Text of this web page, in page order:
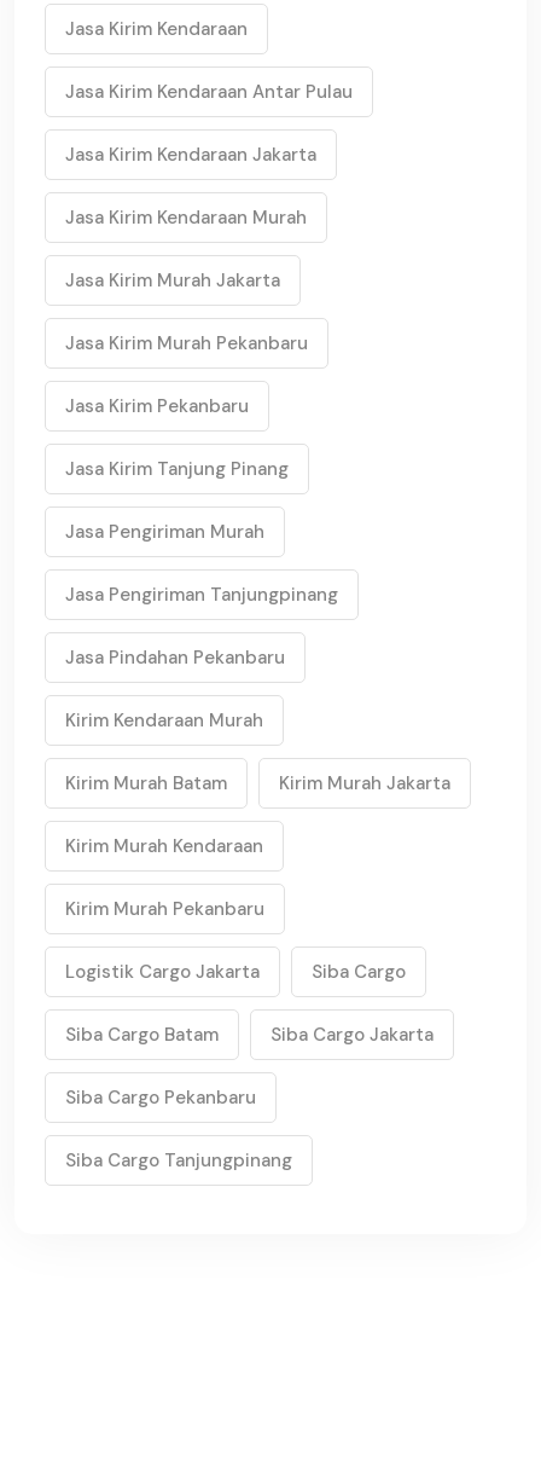
Jasa Kirim Kendaraan
Jasa Kirim Kendaraan Antar Pulau
Jasa Kirim Kendaraan Jakarta
Jasa Kirim Kendaraan Murah
Jasa Kirim Murah Jakarta
Jasa Kirim Murah Pekanbaru
Jasa Kirim Pekanbaru
Jasa Kirim Tanjung Pinang
Jasa Pengiriman Murah
Jasa Pengiriman Tanjungpinang
Jasa Pindahan Pekanbaru
Kirim Kendaraan Murah
Kirim Murah Batam Kirim Murah Jakarta
Kirim Murah Kendaraan
Kirim Murah Pekanbaru
Logistik Cargo Jakarta Siba Cargo
Siba Cargo Batam Siba Cargo Jakarta
Siba Cargo Pekanbaru
Siba Cargo Tanjungpinang